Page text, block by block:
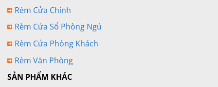
Rèm Cửa Chính
Rèm Cửa Sổ Phòng Ngủ
Rèm Cửa Phòng Khách
Rèm Văn Phòng
SẢN PHẨM KHÁC